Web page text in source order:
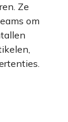
Ze
om